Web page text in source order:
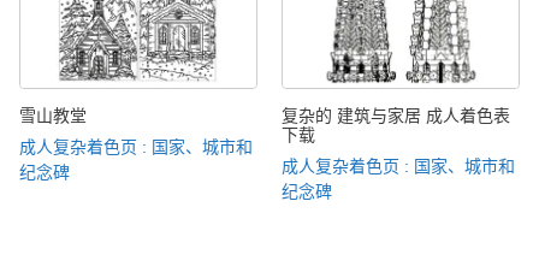
雪山教堂
成人复杂着色页 : 国家、城市和
纪念碑
复杂的 建筑与家居 成人着色表
下载
成人复杂着色页 : 国家、城市和
纪念碑